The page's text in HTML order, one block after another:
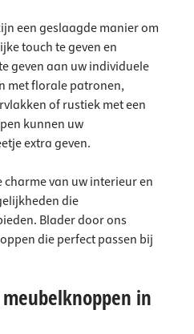
een geslaagde manier om
touch te geven en
geven aan uw individuele
met florale patronen,
of rustiek met een
kunnen uw
extra geven.
van uw interieur en
die
Blader door ons
die perfect passen bij
in